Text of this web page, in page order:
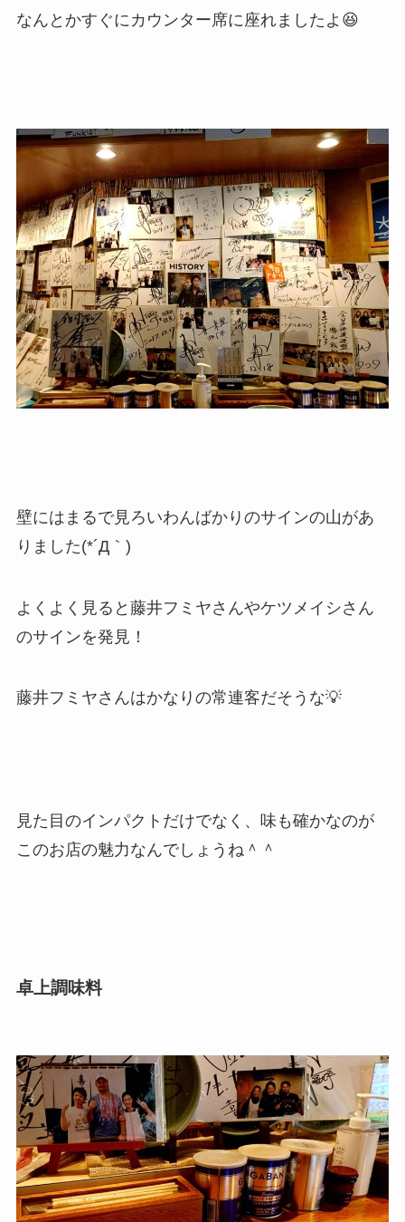
なんとかすぐにカウンター席に座れましたよ😆
壁にはまるで見ろいわんばかりのサインの山があ
りました(*´Д｀)
よくよく見ると藤井フミヤさんやケツメイシさん
のサインを発見！
藤井フミヤさんはかなりの常連客だそうな💡
見た目のインパクトだけでなく、味も確かなのが
このお店の魅力なんでしょうね＾＾
卓上調味料